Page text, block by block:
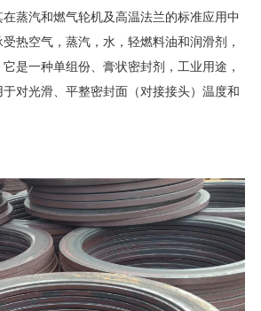
蒸汽和燃气轮机及高温法兰的标准应用中
热空气，蒸汽，水，轻燃料油和润滑剂，
是一种单组份、膏状密封剂，工业用途，
对光滑、平整密封面（对接接头）温度和